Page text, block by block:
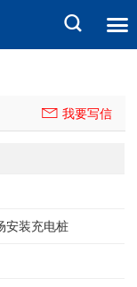
我要写信
安装充电桩